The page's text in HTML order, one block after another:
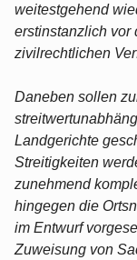
weitestgehend
erstinstanzlich vor
zivilrechtlichen
Daneben sollen
Landgerichte
Streitigkeiten
zunehmend
hingegen die
im Entwurf
Zuweisung von